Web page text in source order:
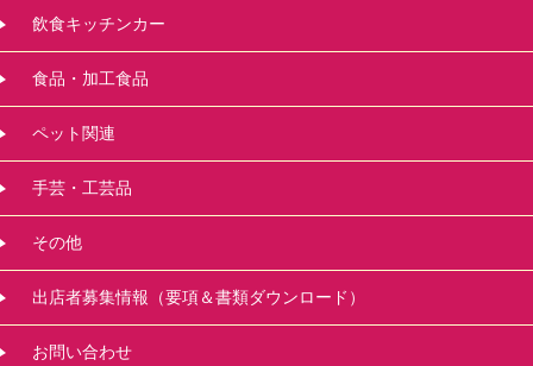
飲食キッチンカー
食品・加工食品
ペット関連
手芸・工芸品
その他
出店者募集情報（要項＆書類ダウンロード）
お問い合わせ